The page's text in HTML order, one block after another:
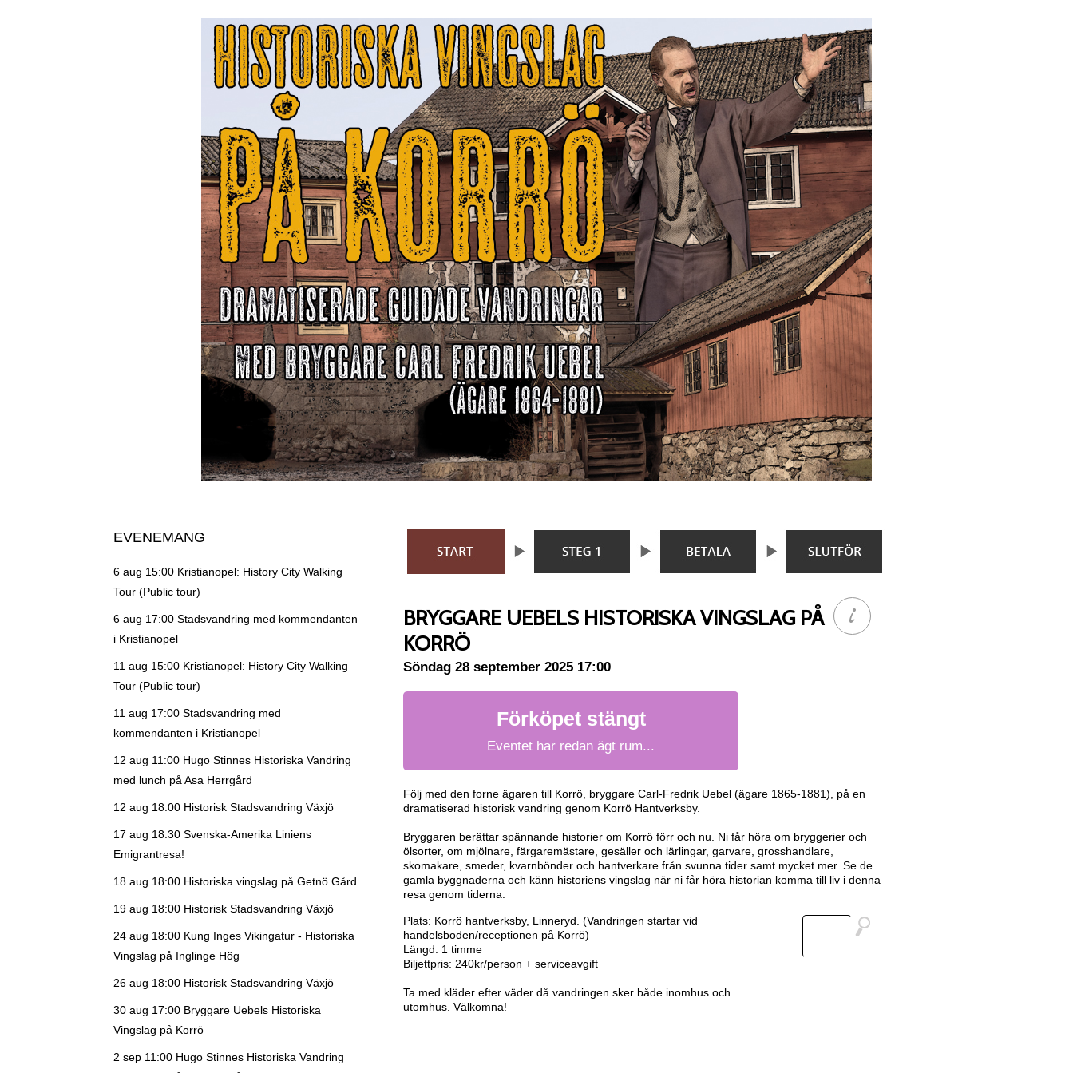
EVENEMANG
6 aug 15:00 Kristianopel: History City Walking
Tour (Public tour)
6 aug 17:00 Stadsvandring med kommendanten
i Kristianopel
11 aug 15:00 Kristianopel: History City Walking
Tour (Public tour)
11 aug 17:00 Stadsvandring med
kommendanten i Kristianopel
12 aug 11:00 Hugo Stinnes Historiska Vandring
med lunch på Asa Herrgård
12 aug 18:00 Historisk Stadsvandring Växjö
17 aug 18:30 Svenska-Amerika Liniens
Emigrantresa!
18 aug 18:00 Historiska vingslag på Getnö Gård
19 aug 18:00 Historisk Stadsvandring Växjö
24 aug 18:00 Kung Inges Vikingatur - Historiska
Vingslag på Inglinge Hög
26 aug 18:00 Historisk Stadsvandring Växjö
30 aug 17:00 Bryggare Uebels Historiska
Vingslag på Korrö
2 sep 11:00 Hugo Stinnes Historiska Vandring
BRYGGARE UEBELS HISTORISKA VINGSLAG PÅ
KORRÖ
Söndag 28 september 2025 17:00
Förköpet stängt
Eventet har redan ägt rum...
Följ med den forne ägaren till Korrö, bryggare Carl-Fredrik Uebel (ägare 1865-1881), på en
dramatiserad historisk vandring genom Korrö Hantverksby.
Bryggaren berättar spännande historier om Korrö förr och nu. Ni får höra om bryggerier och
ölsorter, om mjölnare, färgaremästare, gesäller och lärlingar, garvare, grosshandlare,
skomakare, smeder, kvarnbönder och hantverkare från svunna tider samt mycket mer. Se de
gamla byggnaderna och känn historiens vingslag när ni får höra historian komma till liv i denna
resa genom tiderna.
Plats: Korrö hantverksby, Linneryd. (Vandringen startar vid
handelsboden/receptionen på Korrö)
Längd: 1 timme
Biljettpris: 240kr/person + serviceavgift
Ta med kläder efter väder då vandringen sker både inomhus och
utomhus. Välkomna!